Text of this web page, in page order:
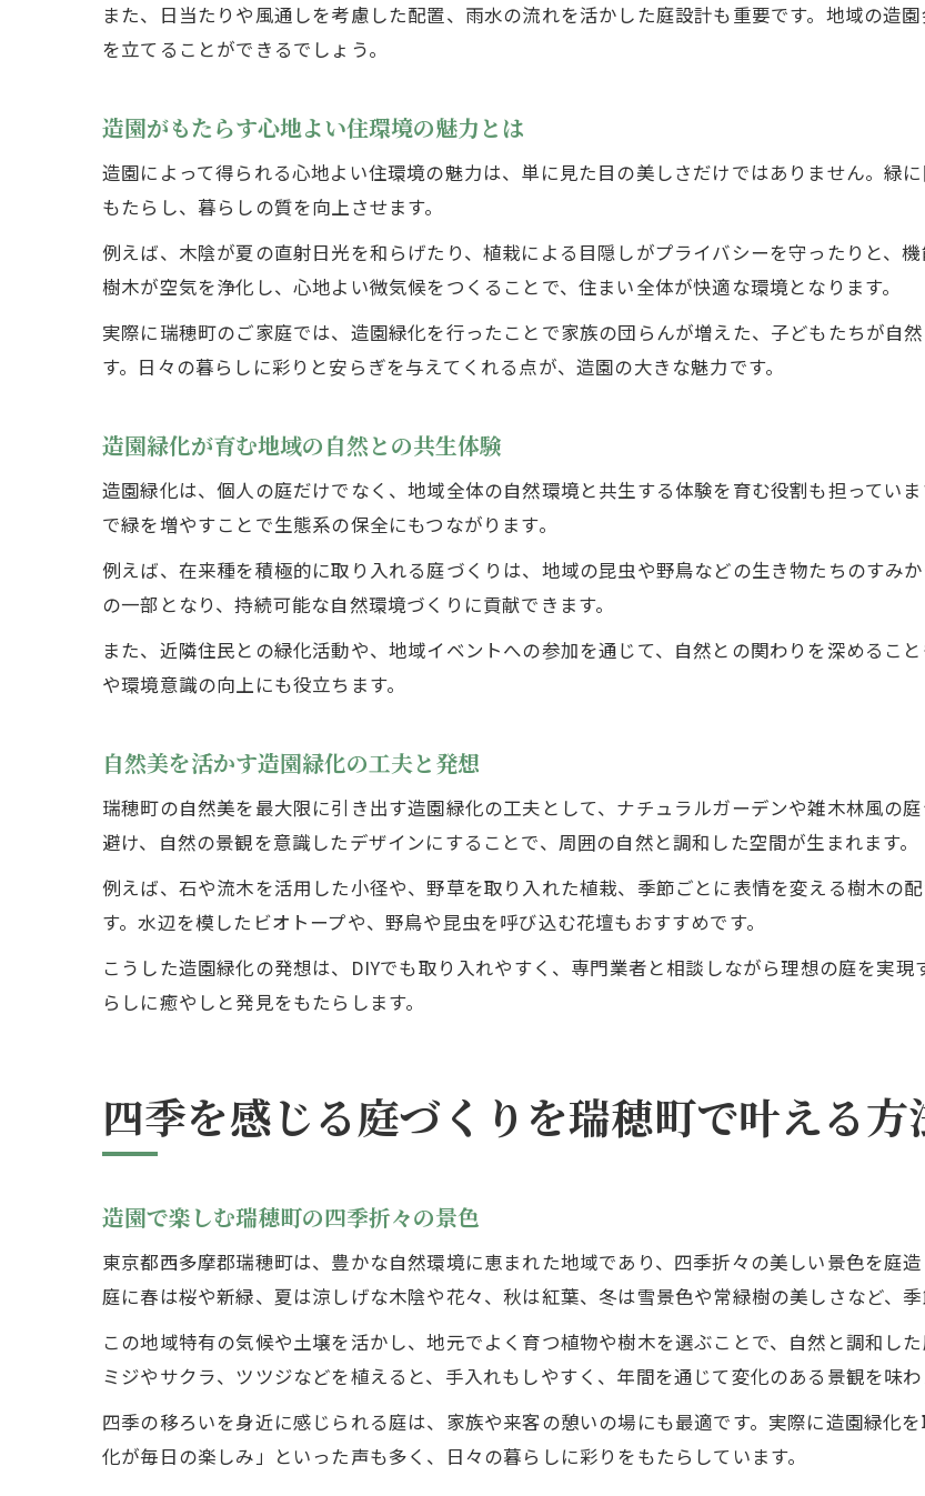
造園緑化がもたらすエコライフの提案
造園技術で広がる庭の可能性を探る
用途に合わせた造園の工夫とポイント
地域性を活かした緑化の選び方とポイント
造園緑化に最適な植物選びの基準とは
瑞穂町の風土を活かす緑化のコツを紹介
造園緑化で地域らしさを演出する秘訣
また、日当たりや風通しを考慮した配置、雨水の流れを活かした庭設計も重要です。地域の造
を立てることができるでしょう。
造園がもたらす心地よい住環境の魅力とは
造園によって得られる心地よい住環境の魅力は、単に見た目の美しさだけではありません。緑
もたらし、暮らしの質を向上させます。
例えば、木陰が夏の直射日光を和らげたり、植栽による目隠しがプライバシーを守ったりと、
樹木が空気を浄化し、心地よい微気候をつくることで、住まい全体が快適な環境となります。
実際に瑞穂町のご家庭では、造園緑化を行ったことで家族の団らんが増えた、子どもたちが自
す。日々の暮らしに彩りと安らぎを与えてくれる点が、造園の大きな魅力です。
造園緑化が育む地域の自然との共生体験
造園緑化は、個人の庭だけでなく、地域全体の自然環境と共生する体験を育む役割も担ってい
で緑を増やすことで生態系の保全にもつながります。
例えば、在来種を積極的に取り入れる庭づくりは、地域の昆虫や野鳥などの生き物たちのすみ
の一部となり、持続可能な自然環境づくりに貢献できます。
また、近隣住民との緑化活動や、地域イベントへの参加を通じて、自然との関わりを深めるこ
や環境意識の向上にも役立ちます。
自然美を活かす造園緑化の工夫と発想
瑞穂町の自然美を最大限に引き出す造園緑化の工夫として、ナチュラルガーデンや雑木林風の
避け、自然の景観を意識したデザインにすることで、周囲の自然と調和した空間が生まれます。
例えば、石や流木を活用した小径や、野草を取り入れた植栽、季節ごとに表情を変える樹木の
す。水辺を模したビオトープや、野鳥や昆虫を呼び込む花壇もおすすめです。
こうした造園緑化の発想は、DIYでも取り入れやすく、専門業者と相談しながら理想の庭を実
らしに癒やしと発見をもたらします。
四季を感じる庭づくりを瑞穂町で叶える方
造園で楽しむ瑞穂町の四季折々の景色
東京都西多摩郡瑞穂町は、豊かな自然環境に恵まれた地域であり、四季折々の美しい景色を庭
庭に春は桜や新緑、夏は涼しげな木陰や花々、秋は紅葉、冬は雪景色や常緑樹の美しさなど、
この地域特有の気候や土壌を活かし、地元でよく育つ植物や樹木を選ぶことで、自然と調和し
ミジやサクラ、ツツジなどを植えると、手入れもしやすく、年間を通じて変化のある景観を味わ
四季の移ろいを身近に感じられる庭は、家族や来客の憩いの場にも最適です。実際に造園緑化
化が毎日の楽しみ」といった声も多く、日々の暮らしに彩りをもたらしています。